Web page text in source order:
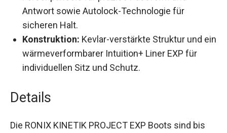
Antwort sowie Autolock-Technologie für
sicheren Halt.
Konstruktion: Kevlar-verstärkte Struktur und ein
wärmeverformbarer Intuition+ Liner EXP für
individuellen Sitz und Schutz.
Details
Die RONIX KINETIK PROJECT EXP Boots sind bis